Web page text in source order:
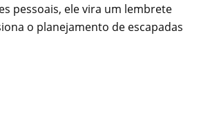
pessoais, ele vira um lembrete
o planejamento de escapadas